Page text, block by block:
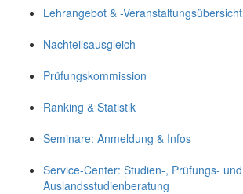
Lehrangebot & -Veranstaltungsübersicht
Nachteilsausgleich
Prüfungskommission
Ranking & Statistik
Seminare: Anmeldung & Infos
Service-Center: Studien-, Prüfungs- und
Auslandsstudienberatung